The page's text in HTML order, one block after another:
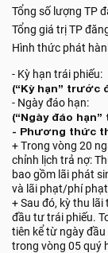
Tổng số lượng TP
Tổng giá trị TP
Hình thức phát
- Kỳ hạn trái phiếu:
(“Kỳ hạn” trước
- Ngày đáo hạn:
(“Ngày đáo
- Phương thức
+ Trong vòng 20
chỉnh lịch trả nợ:
bao gồm lãi phát
và lãi phạt/phí
+ Sau đó, kỳ thu
đầu tư trái phiếu.
tiên kể từ ngày
trong vòng 05 quý